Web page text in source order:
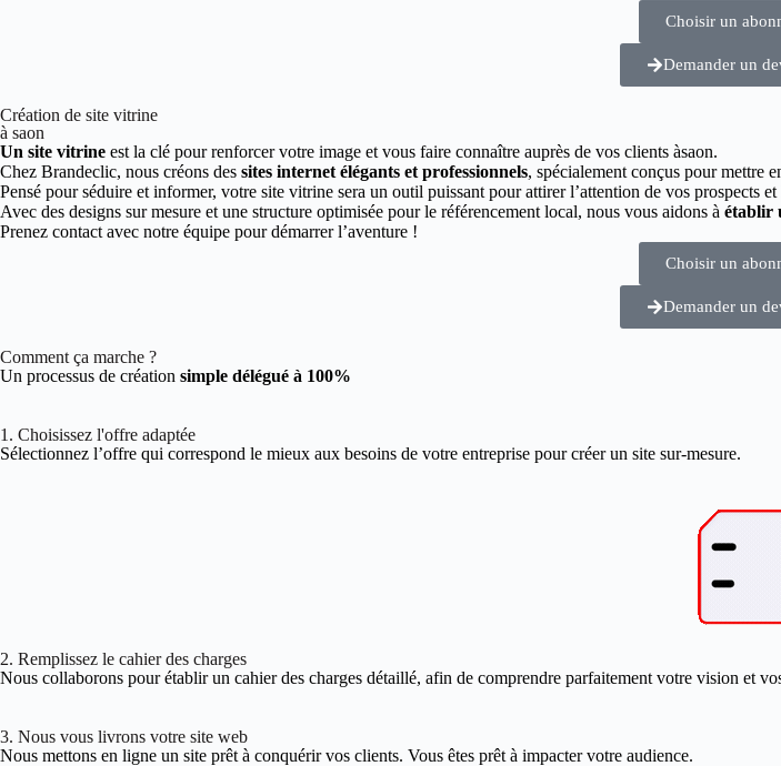
Choisir un
Demander un
Création de site vitrine
à saon
Un site vitrine est la clé pour renforcer votre image et vous faire connaître auprès de vos clients àsaon.
Chez Brandeclic, nous créons des sites internet élégants et professionnels, spécialement conçus pour mettre
Pensé pour séduire et informer, votre site vitrine sera un outil puissant pour attirer l’attention de vos prospects
Avec des designs sur mesure et une structure optimisée pour le référencement local, nous vous aidons à établir
Prenez contact avec notre équipe pour démarrer l’aventure !
Choisir un
Demander un
Comment ça marche ?
Un processus de création simple délégué à 100%
1. Choisissez l'offre adaptée
Sélectionnez l’offre qui correspond le mieux aux besoins de votre entreprise pour créer un site sur-mesure.
2. Remplissez le cahier des charges
Nous collaborons pour établir un cahier des charges détaillé, afin de comprendre parfaitement votre vision et
3. Nous vous livrons votre site web
Nous mettons en ligne un site prêt à conquérir vos clients. Vous êtes prêt à impacter votre audience.